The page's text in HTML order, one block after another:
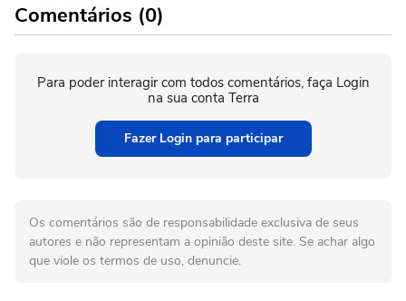
Comentários (0)
Para poder interagir com todos comentários, faça Login
na sua conta Terra
Fazer Login para participar
Os comentários são de responsabilidade exclusiva de seus
autores e não representam a opinião deste site. Se achar algo
que viole os termos de uso, denuncie.